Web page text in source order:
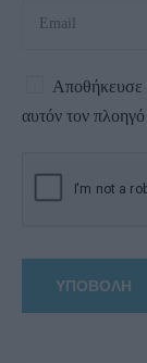
Αποθήκευσε
αυτόν τον